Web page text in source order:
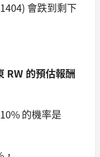
會跌到剩下
RW 的預估報酬
的機率是